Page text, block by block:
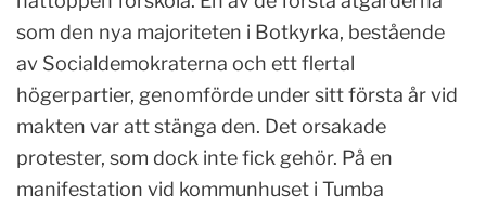
som den nya majoriteten i Botkyrka, bestående
av Socialdemokraterna och ett flertal
högerpartier, genomförde under sitt första år vid
makten var att stänga den. Det orsakade
protester, som dock inte fick gehör. På en
manifestation vid kommunhuset i Tumba